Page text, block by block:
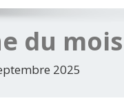
du
2025